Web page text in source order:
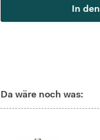
In den
Da wäre noch was: